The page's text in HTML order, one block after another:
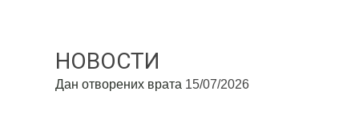
НОВОСТИ
Дан отворених врата 15/07/2026